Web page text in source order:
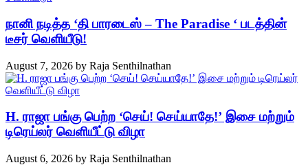
நானி நடித்த ‘தி பாரடைஸ் – The Paradise ‘ படத்தின்
டீசர் வெளியீடு!
August 7, 2026 by Raja Senthilnathan
H. ராஜா பங்கு பெற்ற ‘செய்! செய்யாதே!’ இசை மற்றும்
டிரெய்லர் வெளியீட்டு விழா
August 6, 2026 by Raja Senthilnathan